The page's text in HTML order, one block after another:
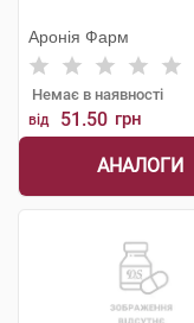
Аронія Фарм
Немає в наявності
від 51.50 грн
АНАЛОГИ